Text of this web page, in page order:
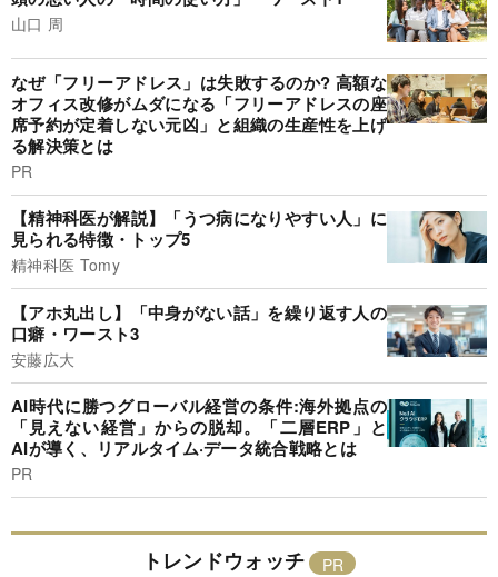
山口 周
なぜ「フリーアドレス」は失敗するのか? 高額な
オフィス改修がムダになる「フリーアドレスの座
席予約が定着しない元凶」と組織の生産性を上げ
る解決策とは
PR
【精神科医が解説】「うつ病になりやすい人」に
見られる特徴・トップ5
精神科医 Tomy
【アホ丸出し】「中身がない話」を繰り返す人の
口癖・ワースト3
安藤広大
AI時代に勝つグローバル経営の条件:海外拠点の
「見えない経営」からの脱却。「二層ERP」と
AIが導く、リアルタイム·データ統合戦略とは
PR
トレンドウォッチ